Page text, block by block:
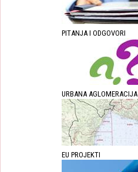
PITANJA I ODGOVORI
URBANA AGLOMERACIJA
EU PROJEKTI